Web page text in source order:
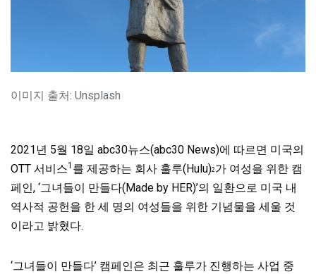
이미지 출처: Unsplash
2021년 5월 18일 abc30뉴스(abc30 News)에 따르면 미국의
OTT 서비스1 를 제공하는 회사 훌루(Hulu)2 가 여성을 위한 캠
페인, ‘그녀들이 만들다(Made by HER)’의 일환으로 미국 내
역사적 공헌을 한 세 명의 여성들을 위한 기념물을 세울 것
이라고 밝혔다.
‘그녀들이 만들다’ 캠페인은 최근 훌루가 진행하는 사업 중